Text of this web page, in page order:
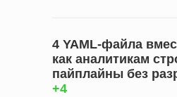
4 YAML-файла
как аналитикам
пайплайны без
+4